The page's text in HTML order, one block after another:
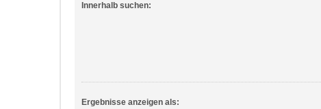
Innerhalb suchen:
Ergebnisse anzeigen als: